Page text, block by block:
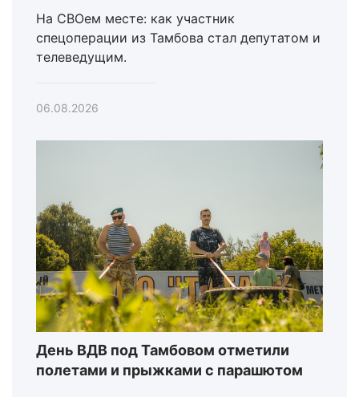
На СВОем месте: как участник
спецоперации из Тамбова стал депутатом и
телеведущим.
06.08.2026
День ВДВ под Тамбовом отметили
полетами и прыжками с парашютом